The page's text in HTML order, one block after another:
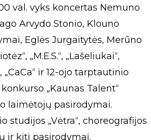
val. vyks koncertas Nemuno
Arvydo Stonio, Klouno
Eglės Jurgaitytės, Merūno
„M.E.S.“, „Lašeliukai“,
„CaCa“ ir 12-ojo tarptautinio
„Kaunas Talent“
laimėtojų pasirodymai.
studijos „Vėtra“, choreografijos
ir kiti pasirodymai.